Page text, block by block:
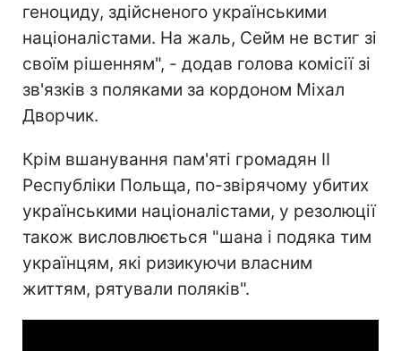
геноциду, здійсненого українськими
націоналістами. На жаль, Сейм не встиг зі
своїм рішенням", - додав голова комісії зі
зв'язків з поляками за кордоном Міхал
Дворчик.
Крім вшанування пам'яті громадян ІІ
Республіки Польща, по-звірячому убитих
українськими націоналістами, у резолюції
також висловлюється "шана і подяка тим
українцям, які ризикуючи власним
життям, рятували поляків".